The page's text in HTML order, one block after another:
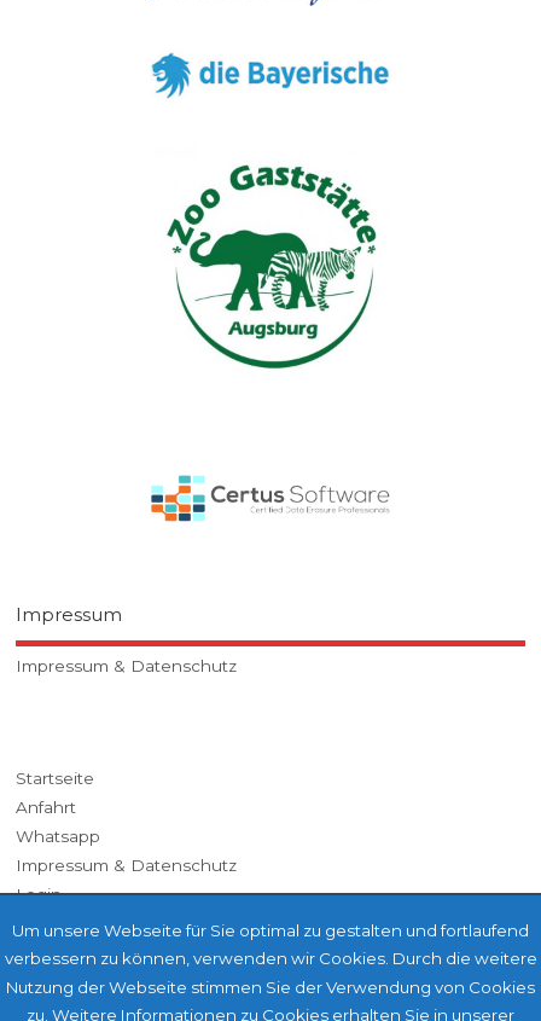
Impressum
Impressum & Datenschutz
Startseite
Anfahrt
Whatsapp
Impressum & Datenschutz
Login
Um unsere Webseite für Sie optimal zu gestalten und fortlaufend
verbessern zu können, verwenden wir Cookies. Durch die weitere
Nutzung der Webseite stimmen Sie der Verwendung von Cookies
zu. Weitere Informationen zu Cookies erhalten Sie in unserer